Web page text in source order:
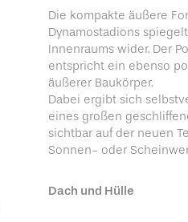
Die kompakte äußere
Dynamostadions
Innenraums wider. Der
entspricht ein ebenso
äußerer Baukörper.
Dabei ergibt sich
eines großen
sichtbar auf der neuen
Sonnen- oder
Dach und Hülle